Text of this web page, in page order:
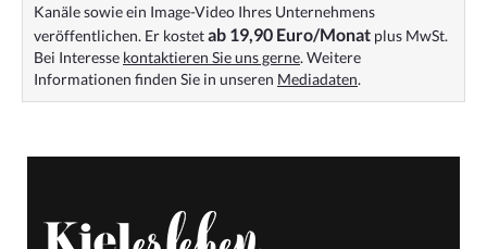
Kanäle sowie ein Image-Video Ihres Unternehmens
veröffentlichen. Er kostetab 19,90 Euro/Monat plus MwSt.
Bei Interesse kontaktieren Sie uns gerne. Weitere
Informationen finden Sie in unseren Mediadaten.